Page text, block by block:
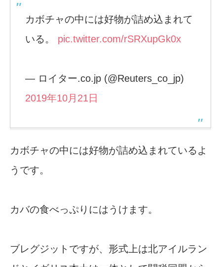
カボチャの中には好物が詰め込まれて
いる。 pic.twitter.com/rSRXupGk0x
— ロイター.co.jp (@Reuters_co_jp)
2019年10月21日
カボチャの中には好物が詰め込まれているよ
うです。
カバの食べっぷりにはうけます。
ブレグジットですが、形式上は北アイルラン